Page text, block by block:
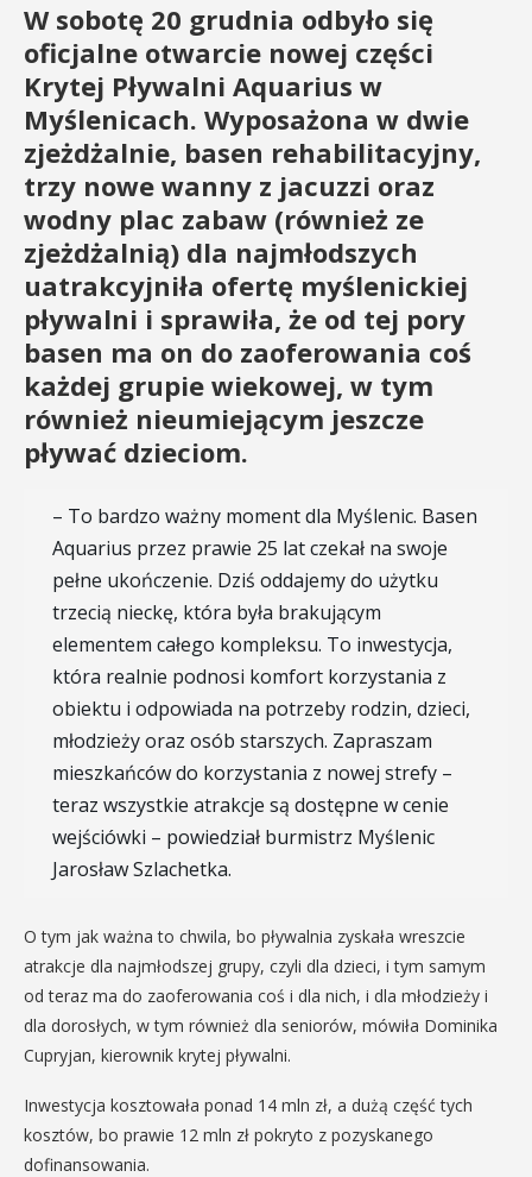
W sobotę 20 grudnia odbyło się
oficjalne otwarcie nowej części
Krytej Pływalni Aquarius w
Myślenicach. Wyposażona w dwie
zjeżdżalnie, basen rehabilitacyjny,
trzy nowe wanny z jacuzzi oraz
wodny plac zabaw (również ze
zjeżdżalnią) dla najmłodszych
uatrakcyjniła ofertę myślenickiej
pływalni i sprawiła, że od tej pory
basen ma on do zaoferowania coś
każdej grupie wiekowej, w tym
również nieumiejącym jeszcze
pływać dzieciom.
– To bardzo ważny moment dla Myślenic. Basen
Aquarius przez prawie 25 lat czekał na swoje
pełne ukończenie. Dziś oddajemy do użytku
trzecią nieckę, która była brakującym
elementem całego kompleksu. To inwestycja,
która realnie podnosi komfort korzystania z
obiektu i odpowiada na potrzeby rodzin, dzieci,
młodzieży oraz osób starszych. Zapraszam
mieszkańców do korzystania z nowej strefy –
teraz wszystkie atrakcje są dostępne w cenie
wejściówki – powiedział burmistrz Myślenic
Jarosław Szlachetka.
O tym jak ważna to chwila, bo pływalnia zyskała wreszcie
atrakcje dla najmłodszej grupy, czyli dla dzieci, i tym samym
od teraz ma do zaoferowania coś i dla nich, i dla młodzieży i
dla dorosłych, w tym również dla seniorów, mówiła Dominika
Cupryjan, kierownik krytej pływalni.
Inwestycja kosztowała ponad 14 mln zł, a dużą część tych
kosztów, bo prawie 12 mln zł pokryto z pozyskanego
dofinansowania.